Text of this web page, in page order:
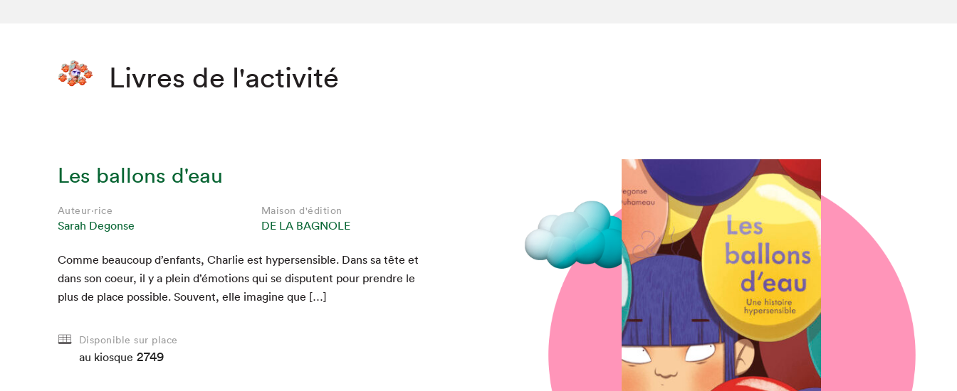
Livres de l'activité
Les ballons d'eau
Auteur·rice
Sarah Degonse
Maison d'édition
DE LA BAGNOLE
Comme beau­coup d’enfants, Char­lie est hyper­sen­si­ble. Dans sa tête et
dans son coeur, il y a plein d’émotions qui se dis­putent pour pren­dre le
plus de place pos­si­ble. Sou­vent, elle imag­ine que […]
Disponible sur place
au kiosque 2749